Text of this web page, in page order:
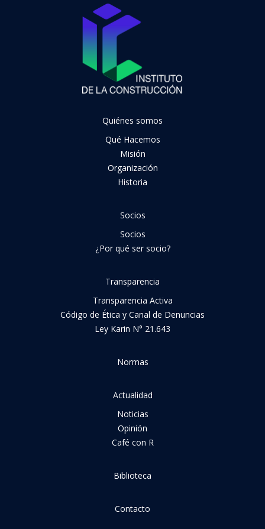
Quiénes somos
Qué Hacemos
Misión
Organización
Historia
Socios
Socios
¿Por qué ser socio?
Transparencia
Transparencia Activa
Código de Ética y Canal de Denuncias
Ley Karin N° 21.643
Normas
Actualidad
Noticias
Opinión
Café con R
Biblioteca
Contacto